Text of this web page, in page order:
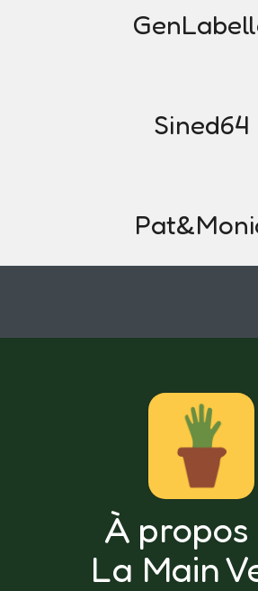
Sined64
À propos
La Main